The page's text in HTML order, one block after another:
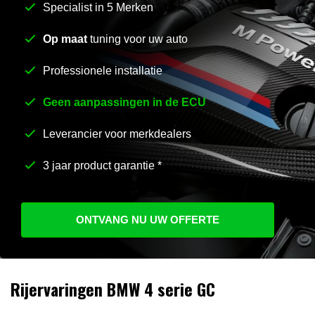
Rijervaringen BMW 4 serie GC
Specialist in 5 Merken
Op maat tuning voor uw auto
Professionele installatie
Geen aanpassingen in de ECU
Leverancier voor merkdealers
3 jaar product garantie *
ONTVANG NU UW OFFERTE